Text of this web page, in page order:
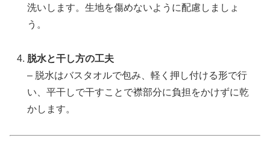
洗いします。生地を傷めないように配慮しましょ
う。
脱水と干し方の工夫
– 脱水はバスタオルで包み、軽く押し付ける形で行
い、平干しで干すことで襟部分に負担をかけずに乾
かします。